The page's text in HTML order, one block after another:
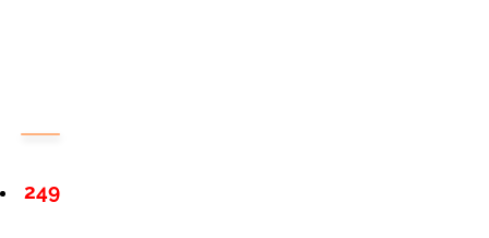
249